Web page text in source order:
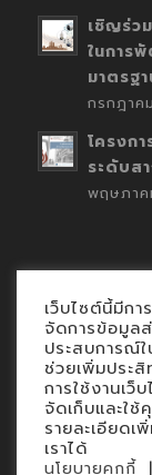
เชิญร่ว
ในการ
มาตรฐ
กรกฎา
โครงก
ระดับส
พฤษภา
Contact
นโยบายคุกกี้
นโยบายข้อ
เว็บไซต์นี้มีก
จัดการข้อมูล
ประสบการณ์
ช่วยเพิ่มประ
การใช้งานเว็
จัดเก็บและใ
รายละเอียดเ
เราได้
นโยบายคุกกี้ |